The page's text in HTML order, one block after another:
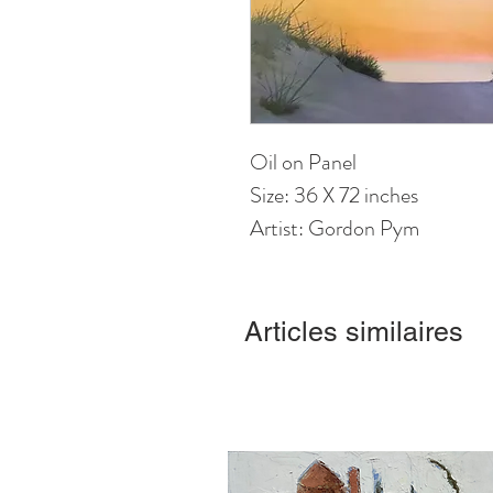
Oil on Panel
Size: 36 X 72 inches
Artist: Gordon Pym
Articles similaires